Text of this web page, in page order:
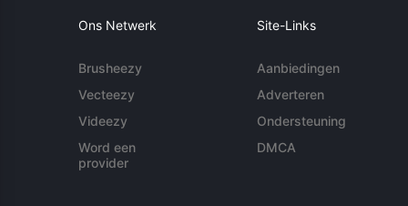
Ons Netwerk
Brusheezy
Vecteezy
Videezy
Word een
provider
Site-Links
Aanbiedingen
Adverteren
Ondersteuning
DMCA